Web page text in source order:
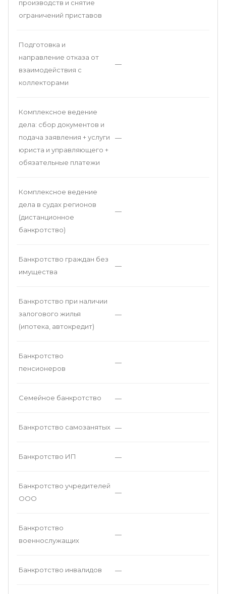
производств и снятие
ограничений приставов
Подготовка и
направление отказа от
взаимодействия с
коллекторами
—
Комплексное ведение
дела: сбор документов и
подача заявления + услуги
юриста и управляющего +
обязательные платежи
—
Комплексное ведение
дела в судах регионов
(дистанционное
банкротство)
—
Банкротство граждан без
имущества
—
Банкротство при наличии
залогового жилья
(ипотека, автокредит)
—
Банкротство
пенсионеров
—
Семейное банкротство —
Банкротство самозанятых —
Банкротство ИП —
Банкротство учредителей
ООО
—
Банкротство
военнослужащих
—
Банкротство инвалидов —